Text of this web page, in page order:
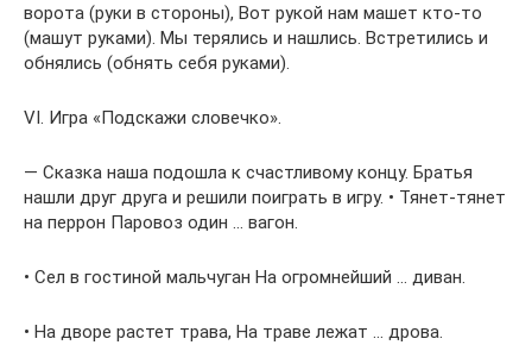
ворота (руки в стороны), Вот рукой нам машет кто-то
(машут руками). Мы терялись и нашлись. Встретились и
обнялись (обнять себя руками).
VI. Игра «Подскажи словечко».
— Сказка наша подошла к счастливому концу. Братья
нашли друг друга и решили поиграть в игру. • Тянет-тянет
на перрон Паровоз один … вагон.
• Сел в гостиной мальчуган На огромнейший … диван.
• На дворе растет трава, На траве лежат … дрова.